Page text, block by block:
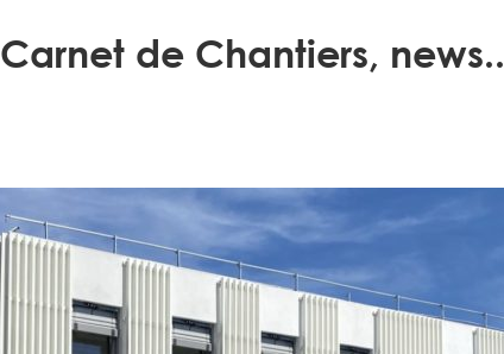
Carnet de Chantiers, news..